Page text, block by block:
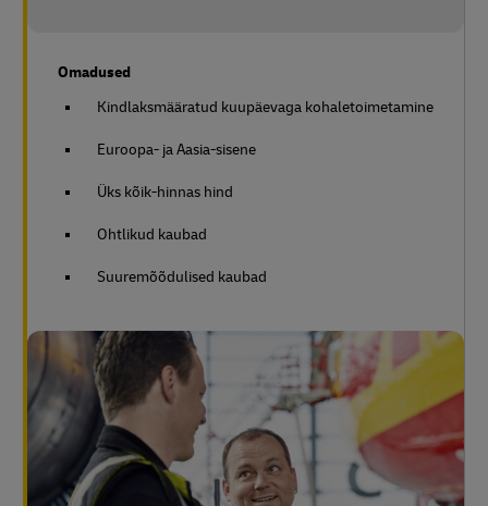
Omadused
Kindlaksmääratud kuupäevaga kohaletoimetamine
Euroopa- ja Aasia-sisene
Üks kõik-hinnas hind
Ohtlikud kaubad
Suuremõõdulised kaubad